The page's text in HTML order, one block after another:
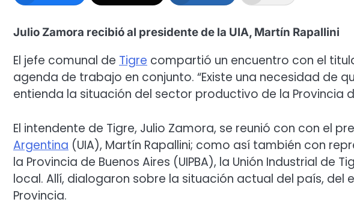
Julio Zamora recibió al presidente de la UIA, Martín Rapallini
El jefe comunal de Tigre compartió un encuentro con el
agenda de trabajo en conjunto. “Existe una necesidad de
entienda la situación del sector productivo de la Provincia
El intendente de Tigre, Julio Zamora, se reunió con con el
Argentina (UIA), Martín Rapallini; como así también con
la Provincia de Buenos Aires (UIPBA), la Unión Industrial de
local. Allí, dialogaron sobre la situación actual del país, del
Provincia.